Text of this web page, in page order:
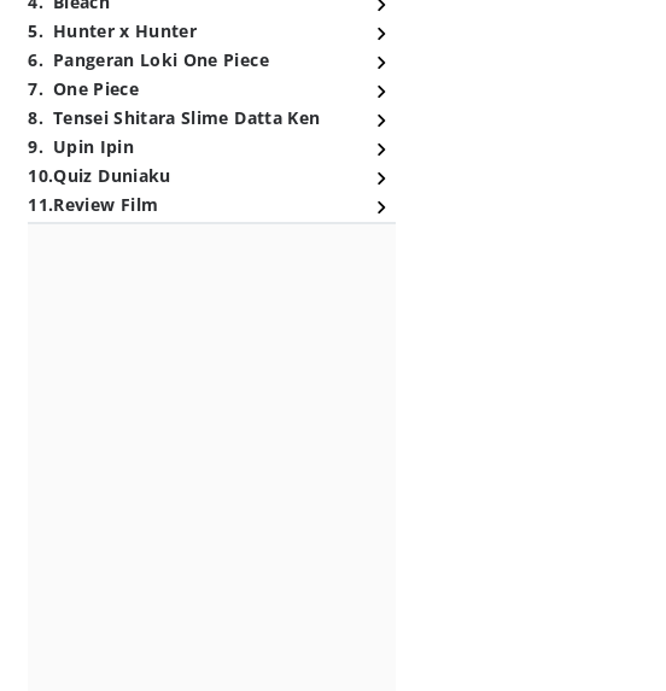
5. Hunter x Hunter
6. Pangeran Loki One Piece
7. One Piece
8. Tensei Shitara Slime Datta Ken
9. Upin Ipin
10.Quiz Duniaku
11.Review Film